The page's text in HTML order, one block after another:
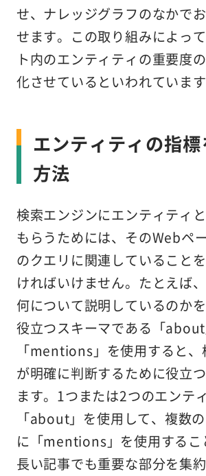
せ、ナレッジグラフのなかで
せます。この取り組みによっ
ト内のエンティティの重要度
化させているといわれています
エンティティの指
方法
検索エンジンにエンティティ
もらうためには、そのWebペ
のクエリに関連していること
ければいけません。たとえば
何について説明しているのか
役立つスキーマである「
「mentions」を使用すると
が明確に判断するために役立
ます。1つまたは2つのエンテ
「about」を使用して、複数
に「mentions」を使用するこ
長い記事でも重要な部分を集約